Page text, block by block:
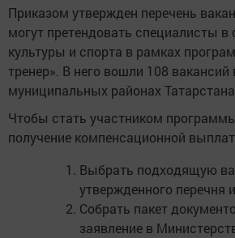
Приказом утвержден перечень
могут претендовать специалисты в
культуры и спорта в рамках
тренер». В него вошли 108 вакансий
муниципальных районах
Чтобы стать участником
получение компенсационной
Выбрать подходящую
утвержденного перечня
Собрать пакет
заявление в